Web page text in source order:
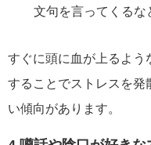
文句を言ってくるな
すぐに頭に血が上るよう
することでストレスを発
い傾向があります。